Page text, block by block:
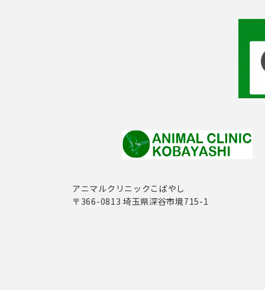
アニマルクリニックこばやし
〒366-0813 埼玉県深谷市境715-1